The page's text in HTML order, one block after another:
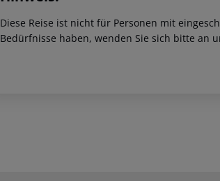
Diese Reise ist nicht für Personen mit
Bedürfnisse haben, wenden Sie sich bitte an